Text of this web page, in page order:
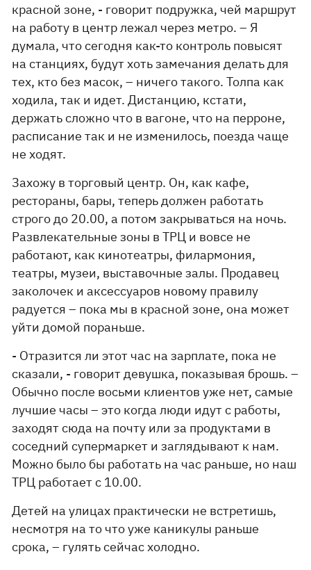
красной зоне, - говорит подружка, чей маршрут
на работу в центр лежал через метро. – Я
думала, что сегодня как-то контроль повысят
на станциях, будут хоть замечания делать для
тех, кто без масок, – ничего такого. Толпа как
ходила, так и идет. Дистанцию, кстати,
держать сложно что в вагоне, что на перроне,
расписание так и не изменилось, поезда чаще
не ходят.
Захожу в торговый центр. Он, как кафе,
рестораны, бары, теперь должен работать
строго до 20.00, а потом закрываться на ночь.
Развлекательные зоны в ТРЦ и вовсе не
работают, как кинотеатры, филармония,
театры, музеи, выставочные залы. Продавец
заколочек и аксессуаров новому правилу
радуется – пока мы в красной зоне, она может
уйти домой пораньше.
- Отразится ли этот час на зарплате, пока не
сказали, - говорит девушка, показывая брошь. –
Обычно после восьми клиентов уже нет, самые
лучшие часы – это когда люди идут с работы,
заходят сюда на почту или за продуктами в
соседний супермаркет и заглядывают к нам.
Можно было бы работать на час раньше, но наш
ТРЦ работает с 10.00.
Детей на улицах практически не встретишь,
несмотря на то что уже каникулы раньше
срока, – гулять сейчас холодно.